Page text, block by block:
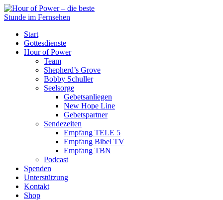
Start
Gottesdienste
Hour of Power
Team
Shepherd’s Grove
Bobby Schuller
Seelsorge
Gebetsanliegen
New Hope Line
Gebetspartner
Sendezeiten
Empfang TELE 5
Empfang Bibel TV
Empfang TBN
Podcast
Spenden
Unterstützung
Kontakt
Shop